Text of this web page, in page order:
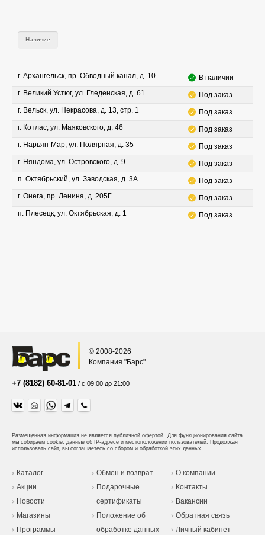
Наличие
г. Архангельск, пр. Обводный канал, д. 10
В наличии
г. Великий Устюг, ул. Гледенская, д. 61
Под заказ
г. Вельск, ул. Некрасова, д. 13, стр. 1
Под заказ
г. Котлас, ул. Маяковского, д. 46
Под заказ
г. Нарьян-Мар, ул. Полярная, д. 35
Под заказ
г. Няндома, ул. Островского, д. 9
Под заказ
п. Октябрьский, ул. Заводская, д. 3А
Под заказ
г. Онега, пр. Ленина, д. 205Г
Под заказ
п. Плесецк, ул. Октябрьская, д. 1
Под заказ
© 2008-2026
Компания "Барс"
+7 (8182) 60-81-01 / с 09:00 до 21:00
Размещенная информация не является публичной офертой. Для функционирования сайта
мы собираем cookie, данные об IP-адресе и местоположении пользователей. Продолжая
использовать сайт, вы соглашаетесь со сбором и обработкой этих данных.
Каталог
Акции
Новости
Магазины
Программы
Обмен и возврат
Подарочные
сертификаты
Положение об
обработке данных
О компании
Контакты
Вакансии
Обратная связь
Личный кабинет